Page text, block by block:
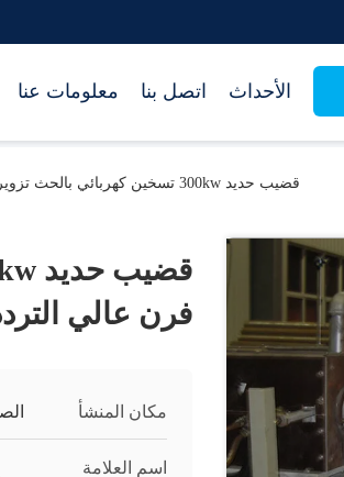
معلومات عنا اتصل بنا الأحداث
قضيب حديد 300kw تسخين كهربائي بالحث تزوير فرن عالي التردد
فرن عالي
مكان المنشأ
اسم العلامة